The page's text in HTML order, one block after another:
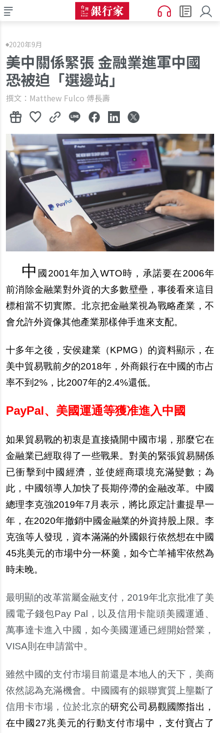
2020年9月
美中關係緊張 金融業進軍中國
恐被迫「選邊站」
撰文：Matthew Fulco 傅長壽
中 國2001年加入WTO時，承諾要在2006年
前消除金融業對外資的大多數壁壘，事後看來這目
標相當不切實際。北京把金融業視為戰略產業，不
會允許外資像其他產業那樣伸手進來支配。
十多年之後，安侯建業（KPMG）的資料顯示，在
美中貿易戰前夕的2018年，外商銀行在中國的市占
率不到2%，比2007年的2.4%還低。
PayPal、美國運通等獲准進入中國
如果貿易戰的初衷是直接撬開中國市場，那麼它在
金融業已經取得了一些戰果。對美的緊張貿易關係
已衝擊到中國經濟，並使經商環境充滿變數；為
此，中國領導人加快了長期停滯的金融改革。中國
總理李克強2019年7月表示，將比原定計畫提早一
年，在2020年撤銷中國金融業的外資持股上限。李
克強等人發現，資本滿滿的外國銀行依然想在中國
45兆美元的市場中分一杯羹，如今亡羊補牢依然為
時未晚。
最明顯的改革當屬金融支付，2019年北京批准了美
國電子錢包Pay Pal，以及信用卡龍頭美國運通、
萬事達卡進入中國，如今美國運通已經開始營業，
VISA則在申請當中。
雖然中國的支付市場目前還是本地人的天下，美商
依然認為充滿機會。中國國有的銀聯實質上壟斷了
信用卡市場，位於北京的研究公司易觀國際指出，
在中國27兆美元的行動支付市場中，支付寶占了